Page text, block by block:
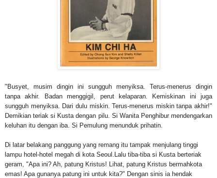
"Busyet, musim dingin ini sungguh menyiksa. Terus-menerus dingin
tanpa akhir. Badan menggigil, perut kelaparan. Kemiskinan ini juga
sungguh menyiksa. Dari dulu miskin. Terus-menerus miskin tanpa akhir!"
Demikian teriak si Kusta dengan pilu. Si Wanita Penghibur mendengarkan
keluhan itu dengan iba. Si Pemulung menunduk prihatin.
Di latar belakang panggung yang remang itu tampak menjulang tinggi
lampu hotel-hotel megah di kota Seoul.
Lalu tiba-tiba si Kusta berteriak
geram, "Apa ini? Ah, patung Kristus! Lihat, patung Kristus bermahkota
emas! Apa gunanya patung ini untuk kita?" Dengan sinis ia hendak